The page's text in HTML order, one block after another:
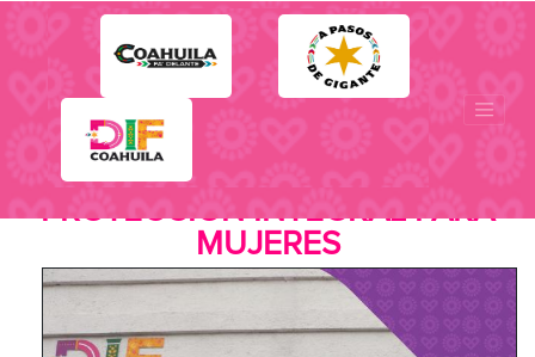
CENTRO DE ATENCIÓN Y
PROTECCIÓN INTEGRAL PARA
MUJERES